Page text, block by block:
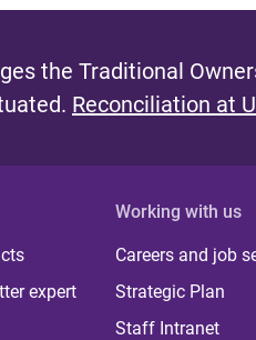
the Traditional
Reconciliation at
expert
Working with us
Careers and job
Strategic Plan
Staff Intranet